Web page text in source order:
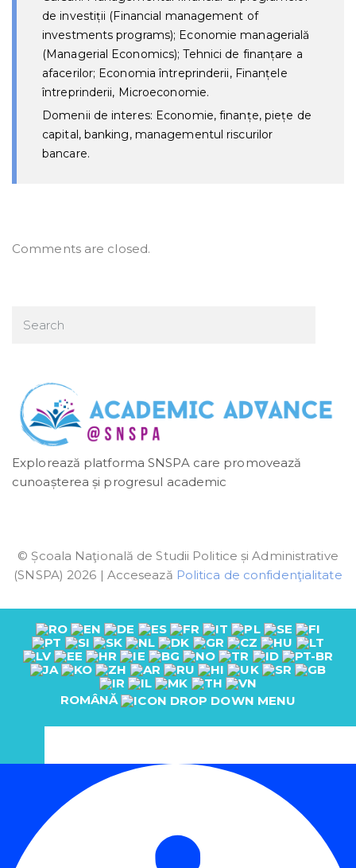
de investiții (Financial management of
investments programs); Economie managerială
(Managerial Economics); Tehnici de finanțare a
afacerilor; Economia întreprinderii, Finanțele
întreprinderii, Microeconomie.
Domenii de interes: Economie, finanțe, piețe de
capital, banking, managementul riscurilor
bancare.
Comments are closed.
Explorează platforma SNSPA care promovează
cunoașterea și progresul academic
© Școala Naţională de Studii Politice și Administrative
(SNSPA) 2026 | Accesează Politica de confidenţialitate
ROMÂNĂ